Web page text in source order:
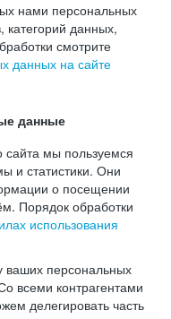
нами персональных
категорий данных,
смотрите
данных на сайте
данные
мы пользуемся
и статистики. Они
о посещении
Порядок обработки
использования
ваших персональных
всеми контрагентами
делегировать часть